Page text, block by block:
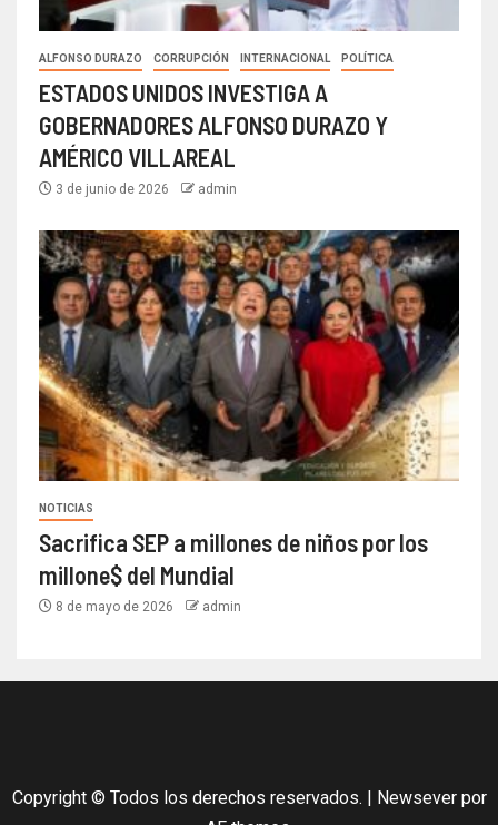
ALFONSO DURAZO CORRUPCIÓN INTERNACIONAL POLÍTICA
ESTADOS UNIDOS INVESTIGA A
GOBERNADORES ALFONSO DURAZO Y
AMÉRICO VILLAREAL
3 de junio de 2026 admin
NOTICIAS
Sacrifica SEP a millones de niños por los
millone$ del Mundial
8 de mayo de 2026 admin
Copyright © Todos los derechos reservados. Newseverpor